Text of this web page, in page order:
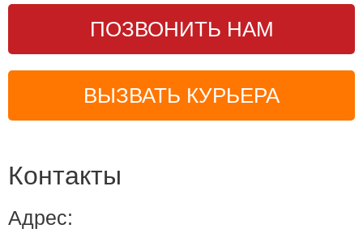
ПОЗВОНИТЬ НАМ
ВЫЗВАТЬ КУРЬЕРА
Контакты
Адрес: